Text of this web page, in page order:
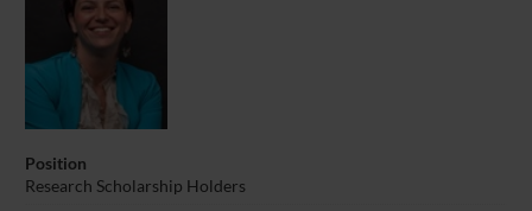
Position
Research Scholarship Holders